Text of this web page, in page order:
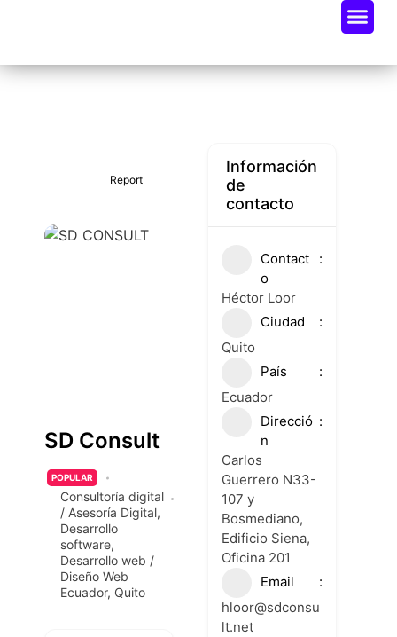
Report
SD Consult
POPULAR
Consultoría digital
/ Asesoría Digital,
Desarrollo
software,
Desarrollo web /
Diseño Web
Ecuador, Quito
Información
de
contacto
Contact
o
Héctor Loor
Ciudad
Quito
País
Ecuador
Direcció
n
Carlos
Guerrero N33-
107 y
Bosmediano,
Edificio Siena,
Oficina 201
Email
hloor@sdconsu
lt.net